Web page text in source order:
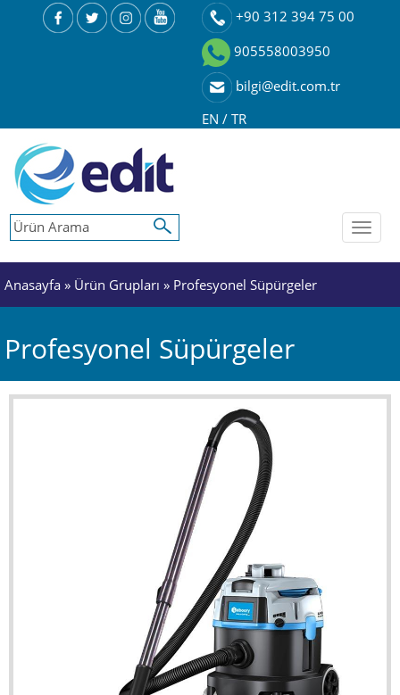
+90 312 394 75 00
905558003950
bilgi@edit.com.tr
EN / TR
Toggle
Anasayfa » Ürün Grupları » Profesyonel Süpürgeler
Profesyonel Süpürgeler